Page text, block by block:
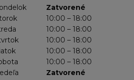
Zatvorené
10:00 – 18:00
10:00 – 18:00
10:00 – 18:00
10:00 – 18:00
10:00 – 18:00
Zatvorené